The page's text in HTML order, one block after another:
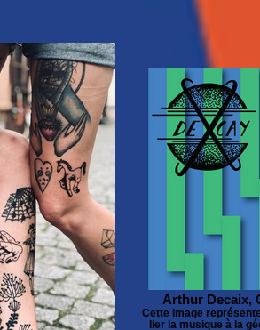
Arthur Decaix,
Cette image
lier la musique à la